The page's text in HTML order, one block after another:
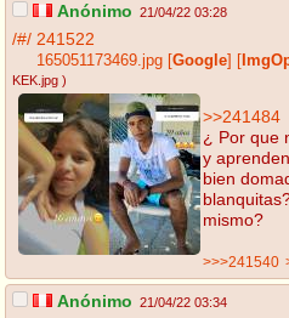
Anónimo 21/04/22 03:28
/#/ 241522
165051173469.jpg Google
KEK.jpg )
>>241484
¿ Por que
y
bien
mismo?
>>>241540
Anónimo 21/04/22 03:34